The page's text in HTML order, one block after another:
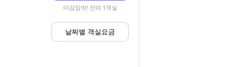
마감임박! 잔여 1객실
날짜별 객실요금